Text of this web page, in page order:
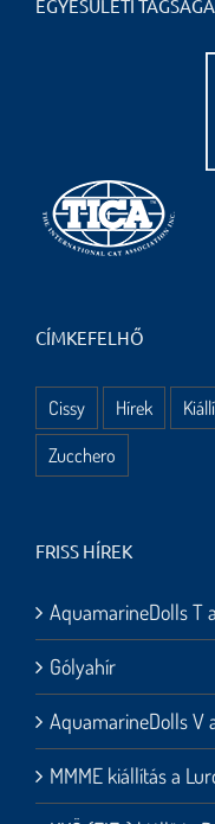
EGYESÜLETI
CÍMKEFELHŐ
Cissy Hírek
Zucchero
FRISS HÍREK
AquamarineDolls T
Gólyahír
AquamarineDolls V
MMME kiállítás a